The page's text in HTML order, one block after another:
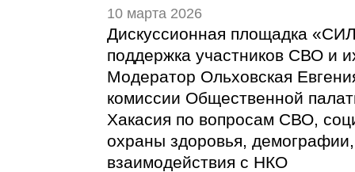
10 марта 2026
Дискуссионная площадка
поддержка участников СВО и
Модератор Ольховская
комиссии Общественной
Хакасия по вопросам СВО,
охраны здоровья,
взаимодействия с НКО